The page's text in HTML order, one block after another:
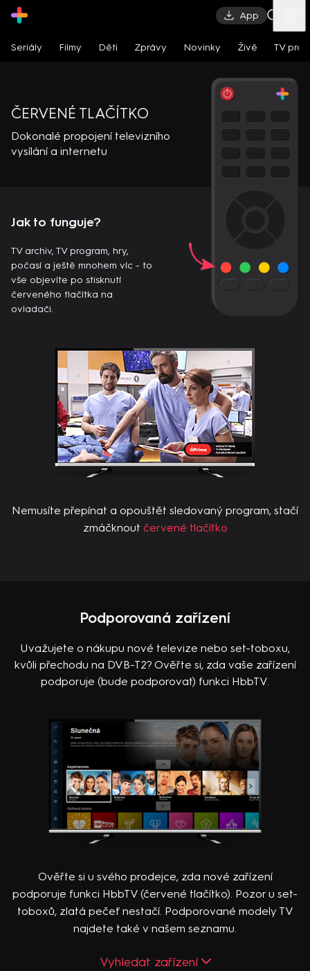
App
Seriály Filmy Děti Zprávy Novinky Živě TV
ČERVENÉ TLAČÍTKO
Dokonalé propojení televizního
vysílání a internetu
Jak to funguje?
TV archiv, TV program, hry,
počasí a ještě mnohem víc - to
vše objevíte po stisknutí
červeného tlačítka na
ovladači.
Nemusíte přepínat a opouštět sledovaný program, stačí
zmáčknout červené tlačítko
Podporovaná zařízení
Uvažujete o nákupu nové televize nebo set-toboxu,
kvůli přechodu na DVB-T2? Ověřte si, zda vaše zařízení
podporuje (bude podporovat) funkci HbbTV.
Ověřte si u svého prodejce, zda nové zařízení
podporuje funkci HbbTV (červené tlačítko). Pozor u set-
toboxů, zlatá pečeť nestačí. Podporované modely TV
najdete také v našem seznamu.
Vyhledat zařízení